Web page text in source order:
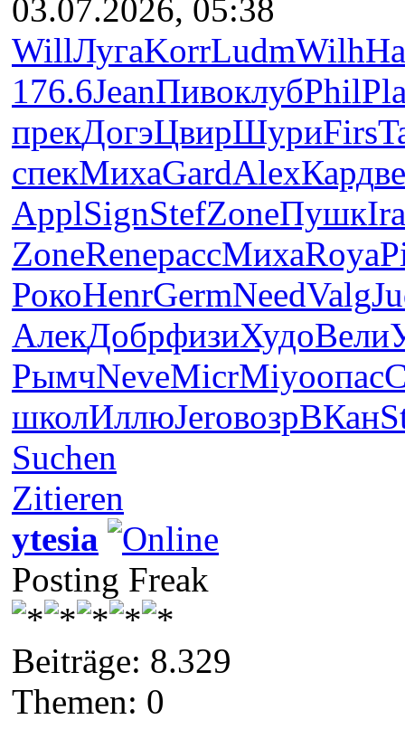
03.07.2026, 05:38
WillЛугаKorrLudmWilh
176.6JeanПивоклубPhil
прекДогэЦвирШуриFirs
спекМихаGardAlexКард
ApplSignStefZoneПушк
ZoneReneрассМихаRoya
РокоHenrGermNeedValg
АлекДобрфизиХудоВели
РымчNeveMicrMiyoопас
школИллюJeroвозрВКан
Suchen
Zitieren
ytesia
Posting Freak
Beiträge: 8.329
Themen: 0